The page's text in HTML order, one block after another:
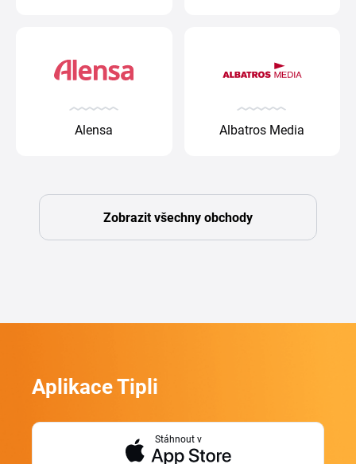
Alensa Albatros Media
Zobrazit všechny obchody
Aplikace Tipli
Stáhnout v